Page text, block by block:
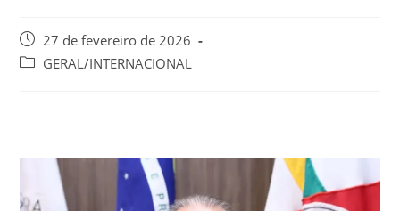
27 de fevereiro de 2026
GERAL/INTERNACIONAL